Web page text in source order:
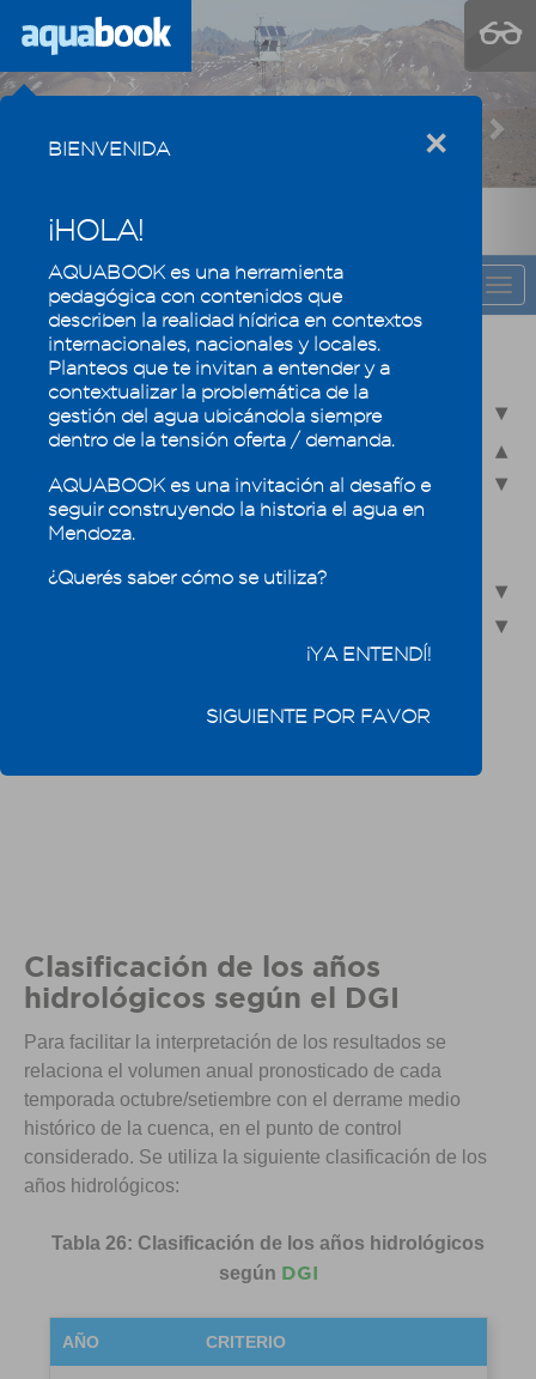
Previous
CAPÍTULO
El agua se valora y se mide
5.1 - Balance Hídrico
5.2 - Pronóstico y medición de caudales
5.2.1 - Pronóstico de escurrimiento: ¿se puede estimar de cuánta
agua dispondremos?
5.2.2 - Clasificación de los años hidrológicos según el DGI
Clasificación de los años
hidrológicos según el DGI
Para facilitar la interpretación de los resultados se
relaciona el volumen anual pronosticado de cada
temporada octubre/setiembre con el derrame medio
histórico de la cuenca, en el punto de control
considerado. Se utiliza la siguiente clasificación de los
años hidrológicos:
Tabla 26: Clasificación de los años hidrológicos
según DGI
AÑO CRITERIO
×
BIENVENIDA
¡HOLA!
AQUABOOK es una herramienta
pedagógica con contenidos que
describen la realidad hídrica en contextos
internacionales, nacionales y locales.
Planteos que te invitan a entender y a
contextualizar la problemática de la
gestión del agua ubicándola siempre
dentro de la tensión oferta / demanda.
AQUABOOK es una invitación al desafío e
seguir construyendo la historia el agua en
Mendoza.
¿Querés saber cómo se utiliza?
¡YA ENTENDÍ!
SIGUIENTE POR FAVOR